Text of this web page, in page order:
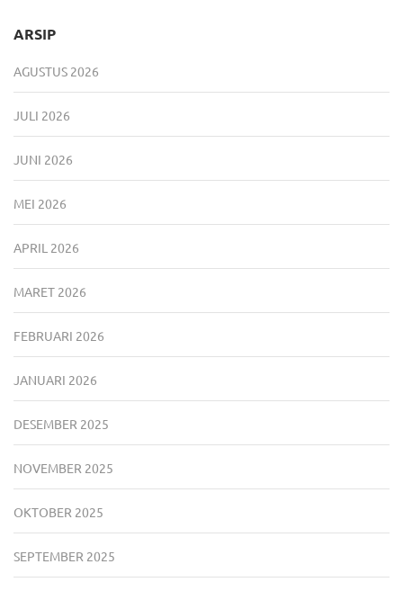
ARSIP
AGUSTUS 2026
JULI 2026
JUNI 2026
MEI 2026
APRIL 2026
MARET 2026
FEBRUARI 2026
JANUARI 2026
DESEMBER 2025
NOVEMBER 2025
OKTOBER 2025
SEPTEMBER 2025